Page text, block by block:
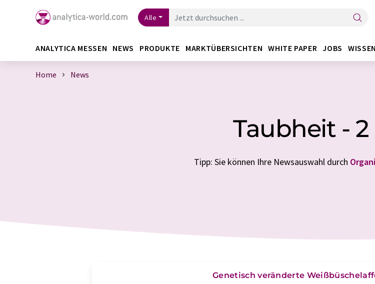
Alle
ANALYTICA MESSEN NEWS PRODUKTE MARKTÜBERSICHTEN WHITE PAPER JOBS
Home News
Taubheit -
Tipp: Sie können Ihre Newsauswahl durch
Genetisch veränderte